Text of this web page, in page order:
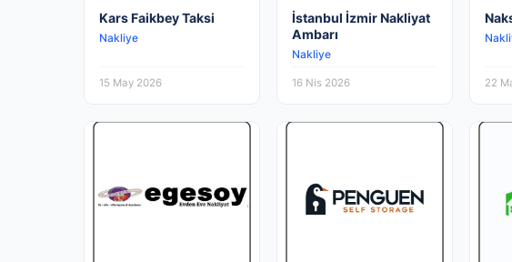
Kars Faikbey Taksi
Nakliye
15 May 2026
İstanbul İzmir Nakliyat
Ambarı
Nakliye
16 Nis 2026 22